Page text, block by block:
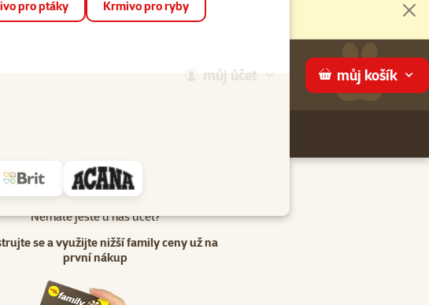
můj účet můj košík
pro ptáky Krmivo pro ryby
Nemáte ještě u nás účet?
se a využijte nižší family ceny už na
první nákup